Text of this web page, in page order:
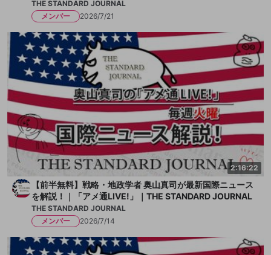
THE STANDARD JOURNAL
メンバー
2026/7/21
2:16:22
【前半無料】戦略・地政学者 奥山真司が最新国際ニュース
を解説！｜「アメ通LIVE!」｜THE STANDARD JOURNAL
THE STANDARD JOURNAL
メンバー
2026/7/14